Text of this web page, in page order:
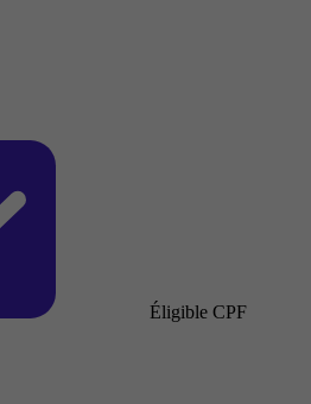
Éligible CPF